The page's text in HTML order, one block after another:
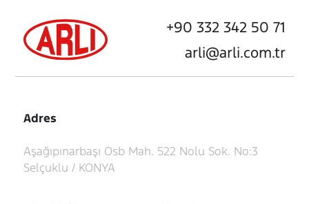
+90 332 342 50 71
arli@arli.com.tr
Adres
Aşağıpınarbaşı Osb Mah. 522 Nolu Sok. No:3
Selçuklu / KONYA